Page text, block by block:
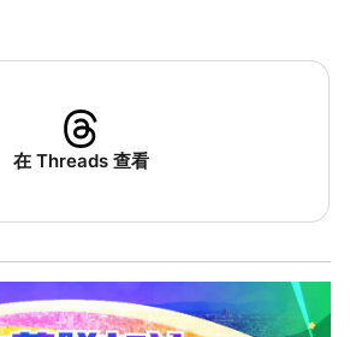
在 Threads 查看